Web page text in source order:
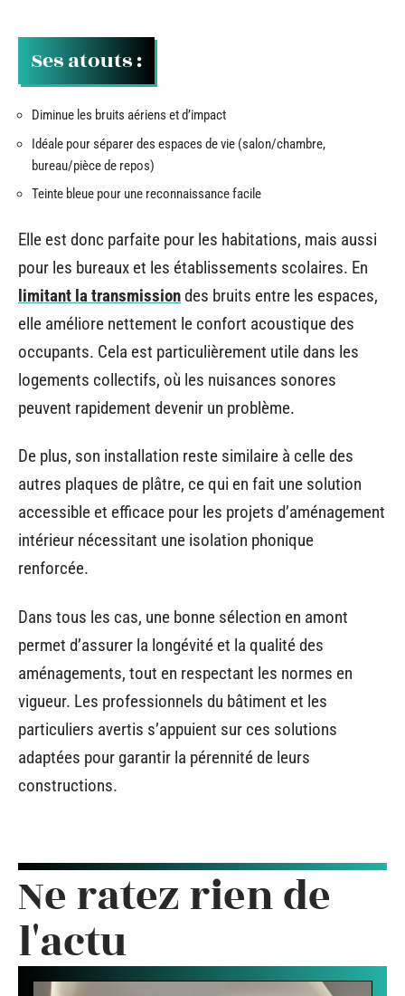
Ses atouts :
Diminue les bruits aériens et d’impact
Idéale pour séparer des espaces de vie (salon/chambre,
bureau/pièce de repos)
Teinte bleue pour une reconnaissance facile
Elle est donc parfaite pour les habitations, mais aussi
pour les bureaux et les établissements scolaires. En
limitant la transmissiondes bruits entre les espaces,
elle améliore nettement le confort acoustique des
occupants. Cela est particulièrement utile dans les
logements collectifs, où les nuisances sonores
peuvent rapidement devenir un problème.
De plus, son installation reste similaire à celle des
autres plaques de plâtre, ce qui en fait une solution
accessible et efficace pour les projets d’aménagement
intérieur nécessitant une isolation phonique
renforcée.
Dans tous les cas, une bonne sélection en amont
permet d’assurer la longévité et la qualité des
aménagements, tout en respectant les normes en
vigueur. Les professionnels du bâtiment et les
particuliers avertis s’appuient sur ces solutions
adaptées pour garantir la pérennité de leurs
constructions.
Ne ratez rien de
l'actu